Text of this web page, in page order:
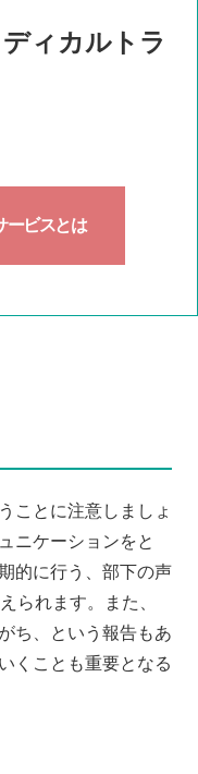
ィカルトラ
ービスとは
ことに注意しましょ
ニケーションをと
的に行う、部下の声
られます。また、
ち、という報告もあ
くことも重要となる